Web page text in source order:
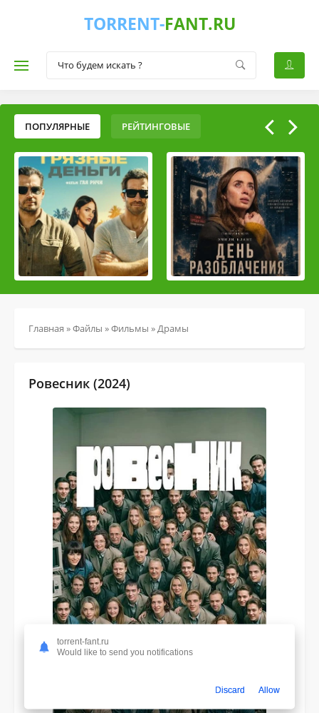
TORRENT-FANT.RU
ПОПУЛЯРНЫЕ РЕЙТИНГОВЫЕ
Главная »Файлы »Фильмы »Драмы
Ровесник (2024)
torrent-fant.ru
Would like to send you notifications
Discard Allow